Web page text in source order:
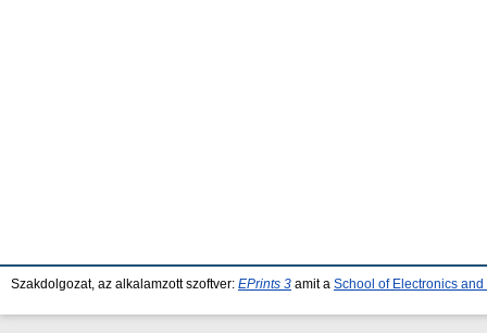
Szakdolgozat, az alkalamzott szoftver: EPrints 3 amit a School of Electronics